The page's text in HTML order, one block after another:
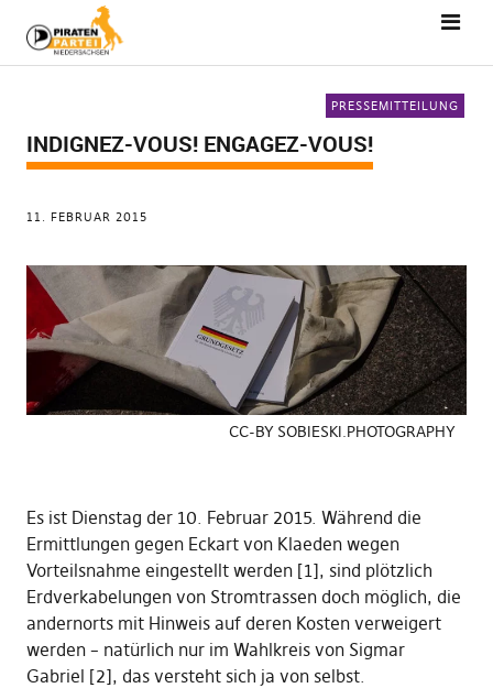
PRESSEMITTEILUNG
INDIGNEZ-VOUS! ENGAGEZ-VOUS!
11. FEBRUAR 2015
CC-BY SOBIESKI.PHOTOGRAPHY
Es ist Dienstag der 10. Februar 2015. Während die
Ermittlungen gegen Eckart von Klaeden wegen
Vorteilsnahme eingestellt werden [1], sind plötzlich
Erdverkabelungen von Stromtrassen doch möglich, die
andernorts mit Hinweis auf deren Kosten verweigert
werden – natürlich nur im Wahlkreis von Sigmar
Gabriel [2], das versteht sich ja von selbst.